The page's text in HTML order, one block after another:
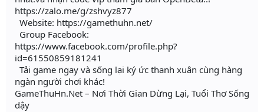
https://zalo.me/g/zshvyz877
Website: https://gamethuhn.net/
Group Facebook:
https://www.facebook.com/profile.php?
id=61550859181241
Tải game ngay và sống lại ký ức thanh xuân cùng hàng
ngàn người chơi khác!
GameThuHn.Net – Nơi Thời Gian Dừng Lại, Tuổi Thơ Sống
dậy